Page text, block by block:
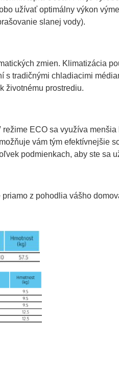
užívať optimálny výkon
slanej vody).
zmien. Klimatizácia
s tradičnými chladiacimi
životnému prostrediu.
ECO sa využíva
vám tým efektívnejšie
podmienkach, aby ste sa
z pohodlia vášho